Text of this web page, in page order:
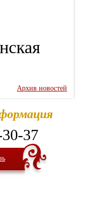
Архив новостей
37